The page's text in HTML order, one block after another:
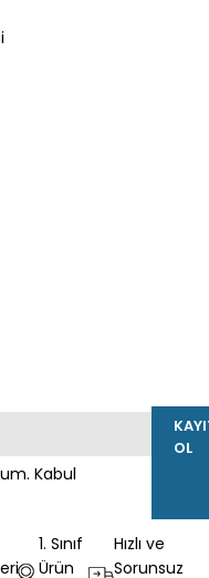
Kabul
OL
1. Sınıf
Ürün
Hızlı ve
Sorunsuz